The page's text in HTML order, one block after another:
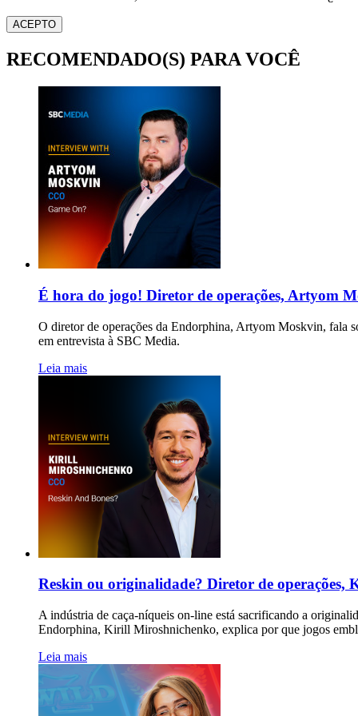
ACEPTO
RECOMENDADO(S) PARA VOCÊ
É hora do jogo! Diretor de operações, Artyom
O diretor de operações da Endorphina, Artyom Moskvin, fala
em entrevista à SBC Media.
Leia mais
Reskin ou originalidade? Diretor de
A indústria de caça-níqueis on-line está sacrificando a
Endorphina, Kirill Miroshnichenko, explica por que jogos
Leia mais